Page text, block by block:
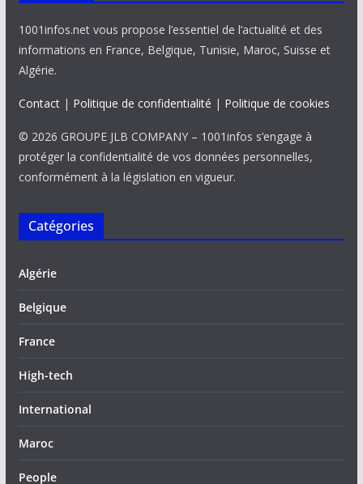
1001infos.net vous propose l’essentiel de l’actualité et des
informations en France, Belgique, Tunisie, Maroc, Suisse et
Algérie.
Contact| Politique de confidentialité | Politique de cookies
© 2026 GROUPE JLB COMPANY – 1001infos s’engage à
protéger la confidentialité de vos données personnelles,
conformément à la législation en vigueur.
Catégories
Algérie
Belgique
France
High-tech
International
Maroc
People